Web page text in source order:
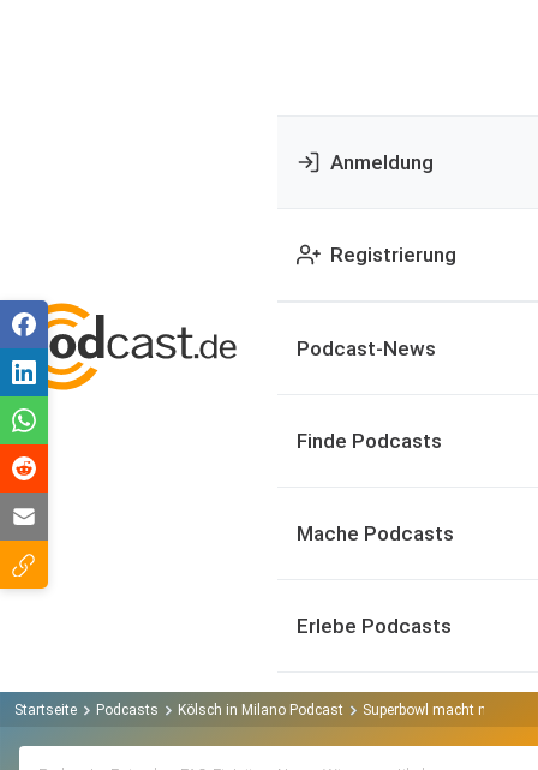
Anmeldung
Registrierung
Podcast-News
Finde Podcasts
Mache Podcasts
Erlebe Podcasts
Startseite Podcasts Kölsch in Milano Podcast Superbowl macht müde